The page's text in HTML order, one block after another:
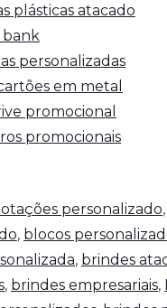
plásticas atacado
personalizadas
em metal
promocional
promocionais
personalizado,
, blocos
, brindes
, brindes empresariais,